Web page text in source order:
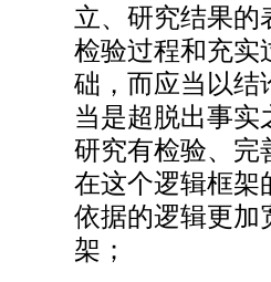
立、研究结果的
检验过程和充实
础，而应当以结
当是超脱出事
研究有检验、完
在这个逻辑框架
依据的逻辑更加
架；